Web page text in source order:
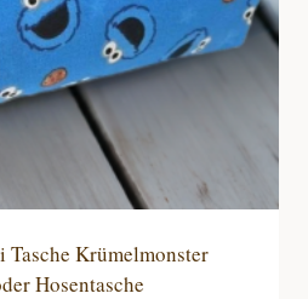
Krümelmonster
Hosentasche